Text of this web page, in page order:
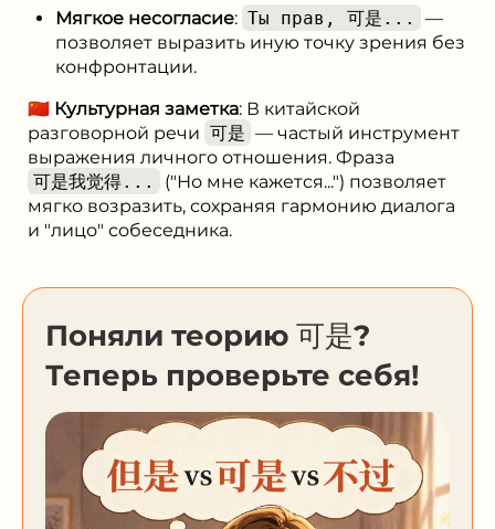
Мягкое несогласие: Ты прав, 可是...
—
позволяет выразить иную точку зрения без
конфронтации.
🇨🇳 Культурная заметка: В китайской
разговорной речи 可是 — частый инструмент
выражения личного отношения. Фраза
可是我觉得...
("Но мне кажется...") позволяет
мягко возразить, сохраняя гармонию диалога
и "лицо" собеседника.
Поняли теорию 可是?
Теперь проверьте себя!